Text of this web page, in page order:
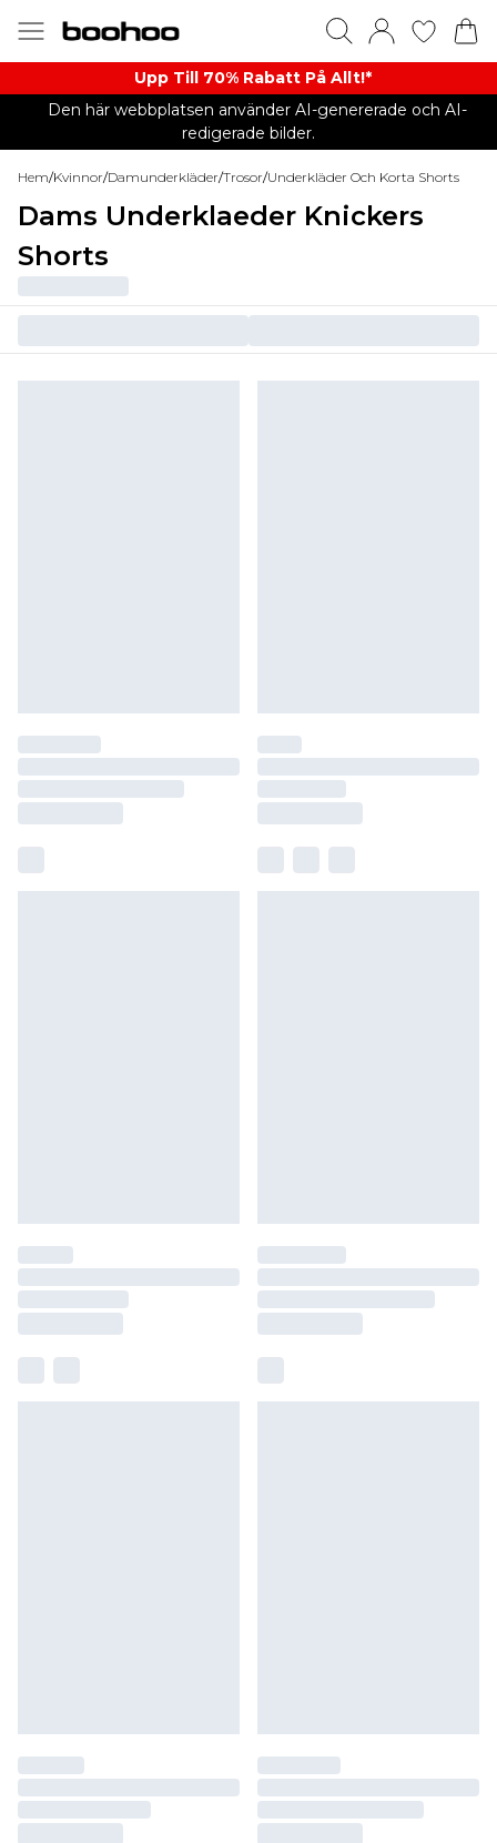
Upp Till 70% Rabatt På Allt!*
Den här webbplatsen använder AI-genererade och AI-
redigerade bilder.
Hem/Kvinnor/Damunderkläder/Trosor/Underkläder Och Korta Shorts
Dams Underklaeder Knickers
Shorts